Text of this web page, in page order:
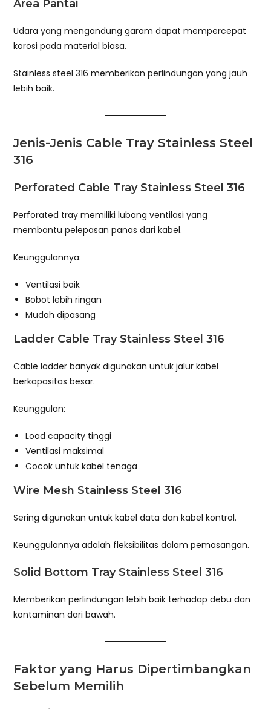
Area Pantai
Udara yang mengandung garam dapat mempercepat
korosi pada material biasa.
Stainless steel 316 memberikan perlindungan yang jauh
lebih baik.
Jenis-Jenis Cable Tray Stainless Steel
316
Perforated Cable Tray Stainless Steel 316
Perforated tray memiliki lubang ventilasi yang
membantu pelepasan panas dari kabel.
Keunggulannya:
Ventilasi baik
Bobot lebih ringan
Mudah dipasang
Ladder Cable Tray Stainless Steel 316
Cable ladder banyak digunakan untuk jalur kabel
berkapasitas besar.
Keunggulan:
Load capacity tinggi
Ventilasi maksimal
Cocok untuk kabel tenaga
Wire Mesh Stainless Steel 316
Sering digunakan untuk kabel data dan kabel kontrol.
Keunggulannya adalah fleksibilitas dalam pemasangan.
Solid Bottom Tray Stainless Steel 316
Memberikan perlindungan lebih baik terhadap debu dan
kontaminan dari bawah.
Faktor yang Harus Dipertimbangkan
Sebelum Memilih